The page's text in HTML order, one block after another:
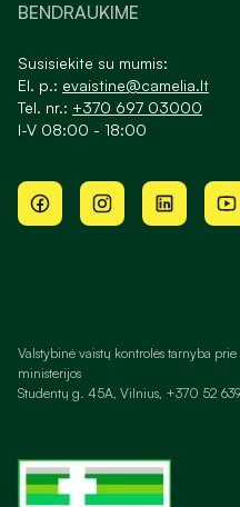
BENDRAUKIME
Susisiekite su mumis:
El. p.: evaistine@camelia.lt
Tel. nr.: +370 697 03000
I-V 08:00 - 18:00
Valstybinė vaistų kontrolės tarnyba
ministerijos
Studentų g. 45A, Vilnius, +370 52